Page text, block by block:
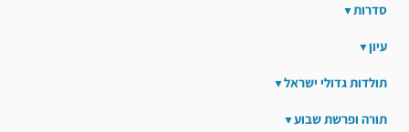
סדרות
עיון
תולדות גדולי ישראל
תורה ופרשת שבוע